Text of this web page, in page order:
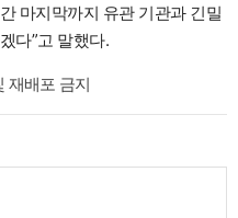
마지막까지 유관 기관과 긴밀
다”고 말했다.
재배포 금지